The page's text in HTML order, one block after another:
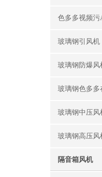
色多多视频污
玻璃钢引风机
玻璃钢防爆风
玻璃钢色多多
玻璃钢中压风
玻璃钢高压风
隔音箱风机